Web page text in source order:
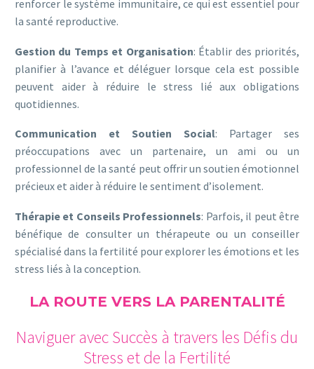
renforcer le système immunitaire, ce qui est essentiel pour
la santé reproductive.
Gestion du Temps et Organisation: Établir des priorités,
planifier à l’avance et déléguer lorsque cela est possible
peuvent aider à réduire le stress lié aux obligations
quotidiennes.
Communication et Soutien Social: Partager ses
préoccupations avec un partenaire, un ami ou un
professionnel de la santé peut offrir un soutien émotionnel
précieux et aider à réduire le sentiment d’isolement.
Thérapie et Conseils Professionnels: Parfois, il peut être
bénéfique de consulter un thérapeute ou un conseiller
spécialisé dans la fertilité pour explorer les émotions et les
stress liés à la conception.
LA ROUTE VERS LA PARENTALITÉ
Naviguer avec Succès à travers les Défis du
Stress et de la Fertilité